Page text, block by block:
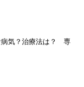
病気？治療法は？ 専